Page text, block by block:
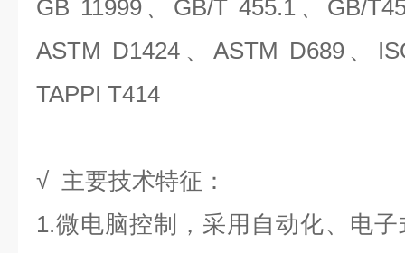
GB 11999、GB/T 455.1、GB/
ASTM D1424、ASTM D689、
TAPPI T414
√ 主要技术特征：
1.微电脑控制，采用自动化、电